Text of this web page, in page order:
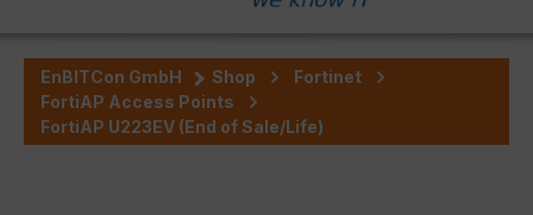
EnBITCon GmbH Shop
Fortinet
FortiAP Access Points
FortiAP U223EV (End of Sale/Life)